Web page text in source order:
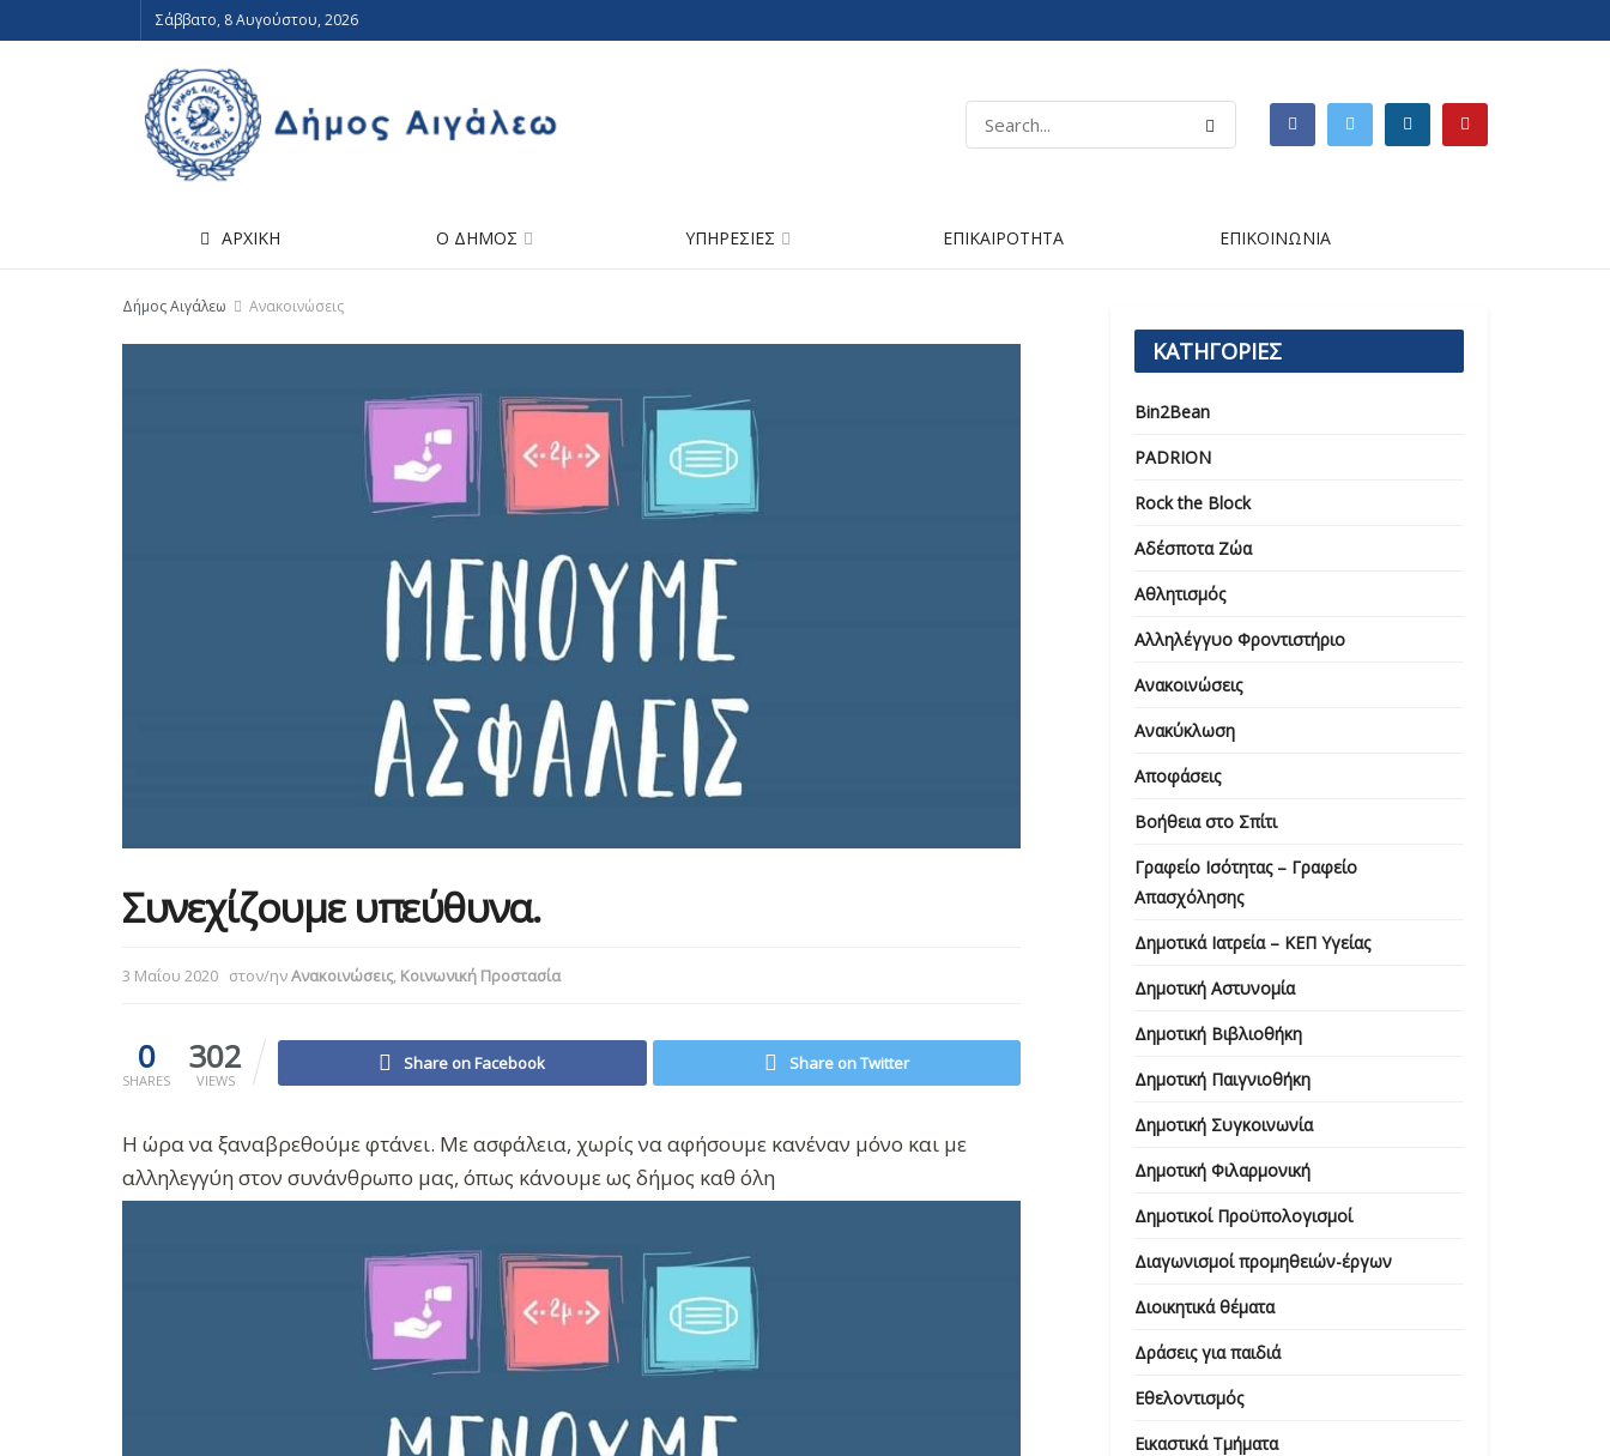
Σάββατο, 8 Αυγούστου, 2026
ΑΡΧΙΚΗ Ο ΔΗΜΟΣ ΥΠΗΡΕΣΙΕΣ ΕΠΙΚΑΙΡΟΤΗΤΑ ΕΠΙΚΟΙΝΩΝΙΑ
Δήμος Αιγάλεω Ανακοινώσεις
Συνεχίζουμε υπεύθυνα.
3 Μαΐου 2020 στον/ηνΑνακοινώσεις, Κοινωνική Προστασία
0
SHARES
302
VIEWS
Share on Facebook Share on Twitter
Η ώρα να ξαναβρεθούμε φτάνει. Με ασφάλεια, χωρίς να αφήσουμε κανέναν μόνο και με
αλληλεγγύη στον συνάνθρωπο μας, όπως κάνουμε ως δήμος καθ όλη
ΚΑΤΗΓΟΡΙΕΣ
Bin2Bean
PADRION
Rock the Block
Αδέσποτα Ζώα
Αθλητισμός
Αλληλέγγυο Φροντιστήριο
Ανακοινώσεις
Ανακύκλωση
Αποφάσεις
Βοήθεια στο Σπίτι
Γραφείο Ισότητας – Γραφείο
Απασχόλησης
Δημοτικά Ιατρεία – ΚΕΠ Υγείας
Δημοτική Αστυνομία
Δημοτική Βιβλιοθήκη
Δημοτική Παιγνιοθήκη
Δημοτική Συγκοινωνία
Δημοτική Φιλαρμονική
Δημοτικοί Προϋπολογισμοί
Διαγωνισμοί προμηθειών-έργων
Διοικητικά θέματα
Δράσεις για παιδιά
Εθελοντισμός
Εικαστικά Τμήματα